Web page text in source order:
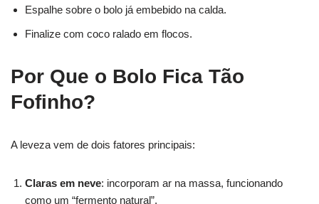
Espalhe sobre o bolo já embebido na calda.
Finalize com coco ralado em flocos.
Por Que o Bolo Fica Tão
Fofinho?
A leveza vem de dois fatores principais:
Claras em neve: incorporam ar na massa, funcionando
como um “fermento natural”.